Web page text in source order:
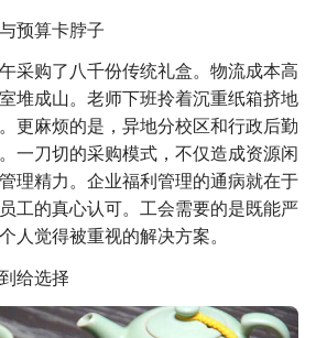
预算卡脖子
采购了八千份传统礼盒。物流成本高
堆成山。老师下班拎着沉重纸箱挤地
更麻烦的是，异地分校区和行政后勤
一刀切的采购模式，不仅造成资源闲
理精力。企业福利管理的通病就在于
工的真心认可。工会需要的是既能严
人觉得被重视的解决方案。
给选择